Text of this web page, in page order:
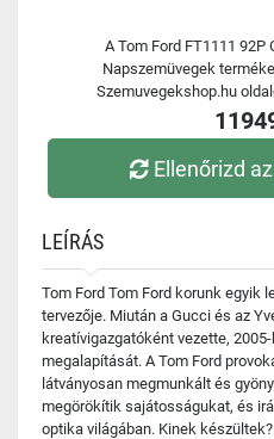
A Tom Ford FT1111 92P
Napszemüvegek
Szemuvegekshop.hu
Ellenőrizd
LEÍRÁS
Tom Ford Tom Ford korunk egyik
tervezője. Miután a Gucci és az
kreatívigazgatóként vezette,
megalapítását. A Tom Ford
látványosan megmunkált és
megörökítik sajátosságukat, és
optika világában. Kinek